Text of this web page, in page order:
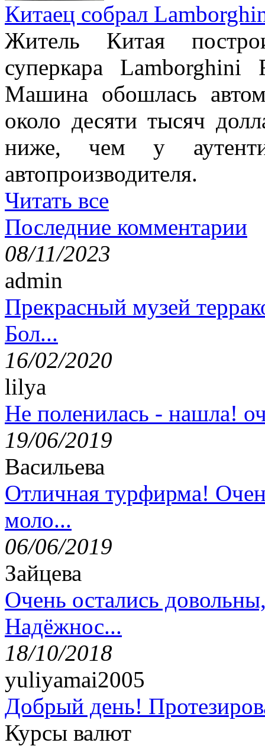
Китаец собрал
Житель Китая
суперкара Lamborghini
Машина обошлась
около десяти тысяч
ниже, чем у
автопроизводителя.
Читать все
Последние комментарии
08/11/2023
admin
Прекрасный музей
Бол...
16/02/2020
lilya
Не поленилась - нашла!
19/06/2019
Васильева
Отличная турфирма!
моло...
06/06/2019
Зайцева
Очень остались
Надёжнос...
18/10/2018
yuliyamai2005
Добрый день!
Курсы валют